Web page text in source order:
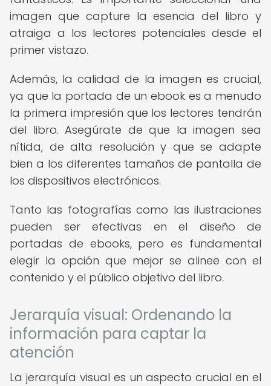
imagen que capture la esencia del libro y
atraiga a los lectores potenciales desde el
primer vistazo.
Además, la calidad de la imagen es crucial,
ya que la portada de un ebook es a menudo
la primera impresión que los lectores tendrán
del libro. Asegúrate de que la imagen sea
nítida, de alta resolución y que se adapte
bien a los diferentes tamaños de pantalla de
los dispositivos electrónicos.
Tanto las fotografías como las ilustraciones
pueden ser efectivas en el diseño de
portadas de ebooks, pero es fundamental
elegir la opción que mejor se alinee con el
contenido y el público objetivo del libro.
Jerarquía visual: Ordenando la
información para captar la
atención
La jerarquía visual es un aspecto crucial en el